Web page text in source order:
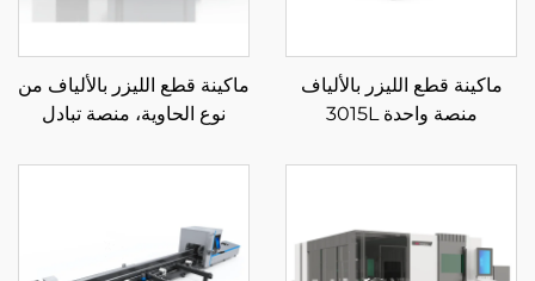
ماكينة قطع الليزر بالألياف
منصة واحدة 3015L
ماكينة قطع الليزر بالألياف من
نوع الحاوية، منصة تبادل